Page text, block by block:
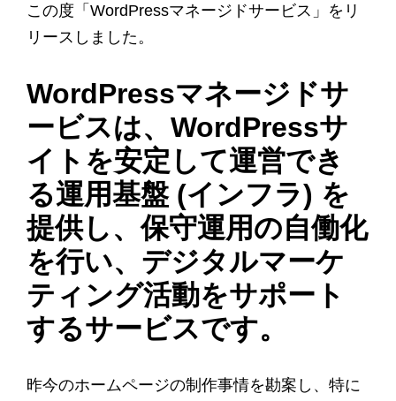
この度「WordPressマネージドサービス」をリ
リースしました。
WordPressマネージドサ
ービスは、WordPressサ
イトを安定して運営でき
る運用基盤 (インフラ) を
提供し、保守運用の自働化
を行い、デジタルマーケ
ティング活動をサポート
するサービスです。
昨今のホームページの制作事情を勘案し、特に